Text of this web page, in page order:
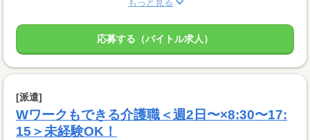
もっと見る
応募する（バイトル求人）
[派遣]
Wワークもできる介護職＜週2日〜×8:30〜17:
15＞未経験OK！